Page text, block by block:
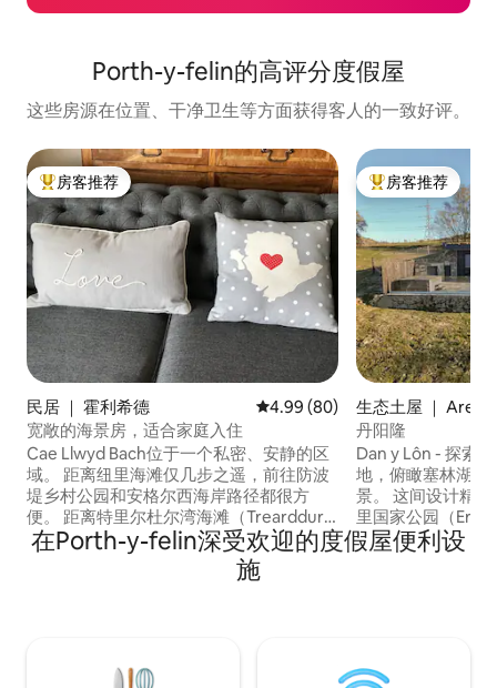
Porth-y-felin的高评分度假屋
这些房源在位置、干净卫生等方面获得客人的一致好评。
热门「房客推荐」
房客推荐
民居 ｜ 霍利希德 平均评分 4.99 分（满分 5 分）
4.99 (80)
宽敞的海景房，适合家庭入住
Cae Llwyd Bach位于一个私密、安静的区
域。 距离纽里海滩仅几步之遥，前往防波
堤乡村公园和安格尔西海岸路径都很方
便。 距离特里尔杜尔湾海滩（Trearddur
Bay Beach）和南斯塔克灯塔（South
Stack Lighthouse）仅5分钟车程。 从楼上
开放式客厅/厨房/用餐区可以欣赏壮丽的
热门「房客推荐」
房客推荐
生态土屋 ｜
丹阳隆
Dan y Lôn - 探索
地，俯瞰塞林湖（
景。 这间设计精
里国家公园（
边缘，您将被壮丽
丘陵和山脉可供探索。 在外出
您放松身心，重拾
在Porth-y-felin深受欢迎的度假屋便利设
施